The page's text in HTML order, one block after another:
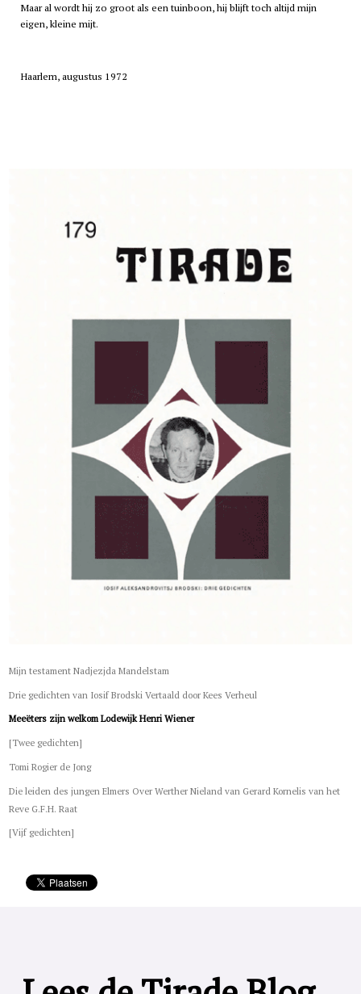
Maar al wordt hij zo groot als een tuinboon, hij blijft toch altijd mijn
eigen, kleine mijt.
Haarlem, augustus 1972
Mijn testament Nadjezjda Mandelstam
Drie gedichten van Iosif Brodski Vertaald door Kees Verheul
Meeëters zijn welkom Lodewijk Henri Wiener
[Twee gedichten]
Tomi Rogier de Jong
Die leiden des jungen Elmers Over Werther Nieland van Gerard Kornelis van het
Reve G.F.H. Raat
[Vijf gedichten]